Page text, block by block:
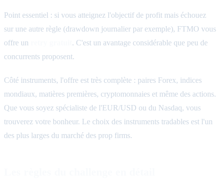
Point essentiel : si vous atteignez l'objectif de profit mais échouez
sur une autre règle (drawdown journalier par exemple), FTMO vous
offre un
. C'est un avantage considérable que peu de
concurrents proposent.
Côté instruments, l'offre est très complète : paires Forex, indices
mondiaux, matières premières, cryptomonnaies et même des actions.
Que vous soyez spécialiste de l'EUR/USD ou du Nasdaq, vous
trouverez votre bonheur. Le choix des instruments tradables est l'un
des plus larges du marché des prop firms.